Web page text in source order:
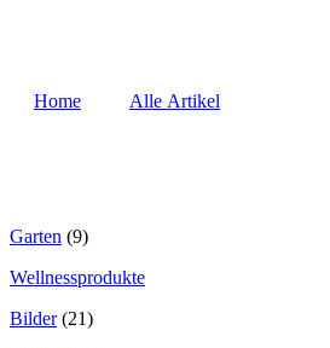
Home Alle Artikel
Garten (9)
Wellnessprodukte
Bilder (21)